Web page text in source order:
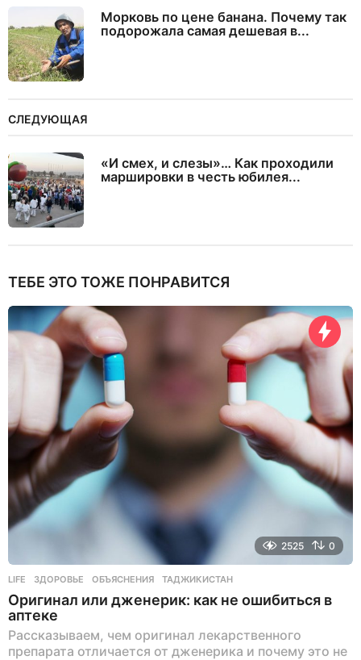
Морковь по цене банана. Почему так
подорожала самая дешевая в...
СЛЕДУЮЩАЯ
«И смех, и слезы»… Как проходили
маршировки в честь юбилея...
ТЕБЕ ЭТО ТОЖЕ ПОНРАВИТСЯ
2525 0
LIFE ЗДОРОВЬЕ ,ОБЪЯСНЕНИЯ ,ТАДЖИКИСТАН
Оригинал или дженерик: как не ошибиться в
аптеке
Рассказываем, чем оригинал лекарственного
препарата отличается от дженерика и почему это не